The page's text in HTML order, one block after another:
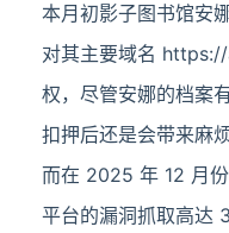
本月初影子图书馆安
对其主要域名
权，尽管安娜的档案
扣押后还是会带来麻烦
而在 2025 年 12 月
平台的漏洞抓取高达